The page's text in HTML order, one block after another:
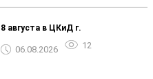
8 августа в ЦКиД г.
06.08.2026 12